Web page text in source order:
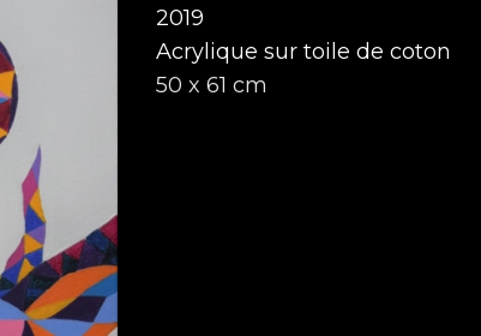
2019
Acrylique sur toile de coton
50 x 61 cm